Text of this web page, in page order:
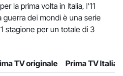
la prima volta in Italia, l'11
guerra dei mondi è una serie
stagione per un totale di 3
TV originale
Prima TV Italia